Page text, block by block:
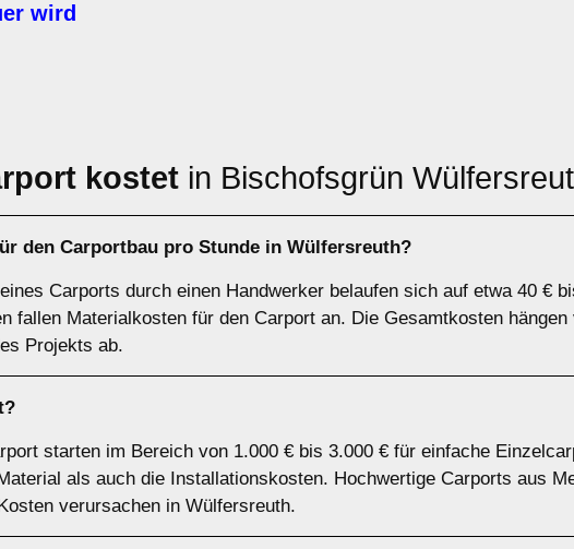
wird
kostet in Bischofsgrün
den Carportbau pro Stunde in Wülfersreuth?
Carports durch einen Handwerker belaufen sich auf etwa 40 €
fallen Materialkosten für den Carport an. Die Gesamtkosten
Projekts ab.
starten im Bereich von 1.000 € bis 3.000 € für einfache
als auch die Installationskosten. Hochwertige Carports aus
verursachen in Wülfersreuth.